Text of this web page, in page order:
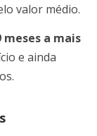
valor médio.
meses a mais
e ainda